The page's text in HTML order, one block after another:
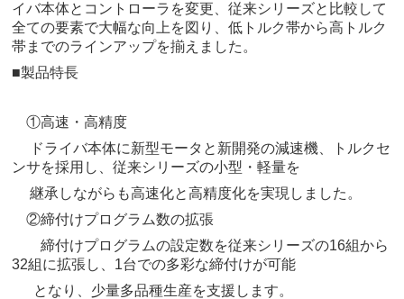
イバ本体とコントローラを変更、従来シリーズと比較して
全ての要素で大幅な向上を図り、低トルク帯から高トルク
帯までのラインアップを揃えました。
■製品特長
①高速・高精度
ドライバ本体に新型モータと新開発の減速機、トルクセ
ンサを採用し、従来シリーズの小型・軽量を
継承しながらも高速化と高精度化を実現しました。
②締付けプログラム数の拡張
締付けプログラムの設定数を従来シリーズの16組から
32組に拡張し、1台での多彩な締付けが可能
となり、少量多品種生産を支援します。